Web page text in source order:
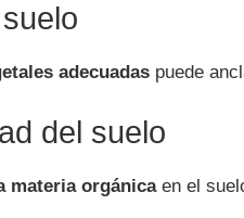
adecuadas puede
del suelo
materia orgánicaen el